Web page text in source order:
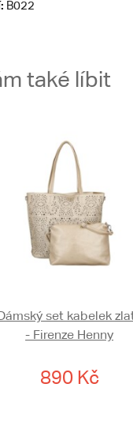
B022
také líbit
set kabelek
- Firenze Henny
890 Kč